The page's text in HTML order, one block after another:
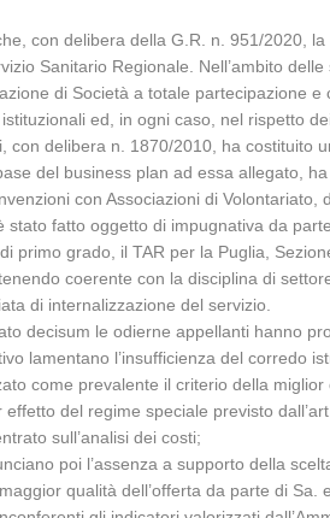
con delibera della G.R. n. 951/2020,
Sanitario Regionale. Nell’ambito
di Società a totale partecipazione
ed, in ogni caso, nel rispetto
con delibera n. 1870/2010, ha costituito
del business plan ad essa allegato,
con Associazioni di Volontariato,
fatto oggetto di impugnativa da
primo grado, il TAR per la Puglia,
coerente con la disciplina di
di internalizzazione del servizio.
decisum le odierne appellanti hanno
lamentano l’insufficienza del corredo
come prevalente il criterio della
del regime speciale previsto
sull’analisi dei costi;
poi l’assenza a supporto della
qualità dell’offerta da parte di